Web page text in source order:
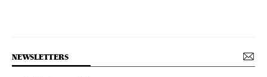
NEWSLETTERS